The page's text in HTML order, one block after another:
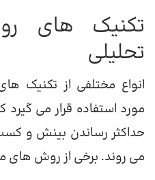
تکنیک های
تحلیلی
انواع مختلفی از تکنیک
مورد استفاده قرار می گیرد
حداکثر رساندن بینش و کسب
می روند. برخی از روش های